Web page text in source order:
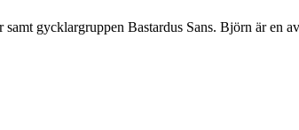
gycklargruppen Bastardus Sans. Björn är en